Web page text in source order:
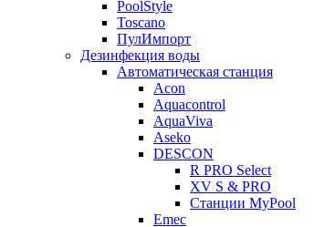
PoolStyle
Toscano
ПулИмпорт
Дезинфекция воды
Автоматическая станция
Acon
Aquacontrol
AquaViva
Aseko
DESCON
R PRO Select
XV S & PRO
Станции MyPool
Emec